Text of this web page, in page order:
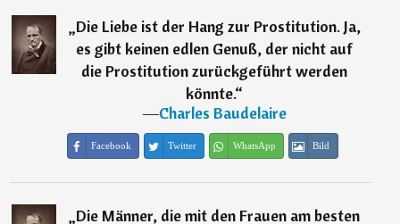
„Die Liebe ist der Hang zur Prostitution. Ja,
es gibt keinen edlen Genuß, der nicht auf
die Prostitution zurückgeführt werden
könnte.“
―Charles Baudelaire
Facebook Twitter WhatsApp Bild
„Die Männer, die mit den Frauen am besten